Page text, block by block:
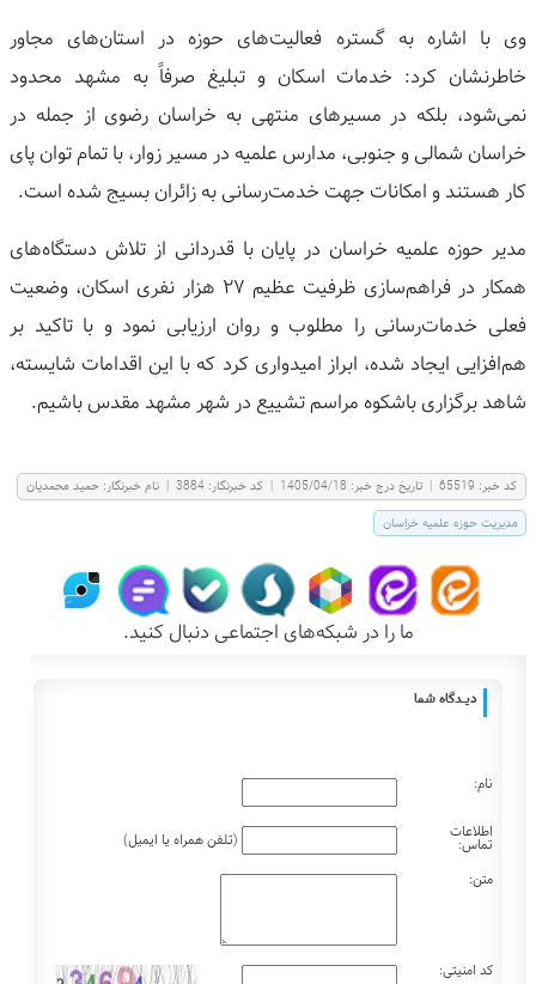
وی با اشاره به گستره فعالیت‌های حوزه در استان‌های مجاور
خاطرنشان کرد: خدمات اسکان و تبلیغ صرفاً به مشهد محدود
نمی‌شود، بلکه در مسیرهای منتهی به خراسان رضوی از جمله در
خراسان شمالی و جنوبی، مدارس علمیه در مسیر زوار، با تمام توان پای
کار هستند و امکانات جهت خدمت‌رسانی به زائران بسیج شده است.
مدیر حوزه علمیه خراسان در پایان با قدردانی از تلاش دستگاه‌های
همکار در فراهم‌سازی ظرفیت عظیم ۲۷ هزار نفری اسکان، وضعیت
فعلی خدمات‌رسانی را مطلوب و روان ارزیابی نمود و با تاکید بر
هم‌افزایی ایجاد شده، ابراز امیدواری کرد که با این اقدامات شایسته،
شاهد برگزاری باشکوه مراسم تشییع در شهر مشهد مقدس باشیم.
كد خبر: 65519
| تاریخ درج خبر: 1405/04/18
| کد خبرنگار: 3884
| نام خبرنگار: حميد محمديان
مدیریت حوزه علمیه خراسان
ما را در شبکه‌های اجتماعی دنبال کنید.
دیـــدگاه شما
نام:
اطلاعات
تماس:
(تلفن همراه یا ایمیل)
متن:
کد امنیتی: